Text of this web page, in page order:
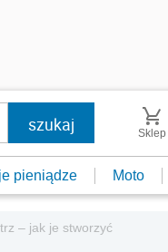
Sklep
pieniądze Moto
– jak je stworzyć